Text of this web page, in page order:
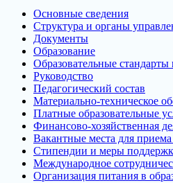
Основные сведения
Структура и органы
Документы
Образование
Образовательные стандарты
Руководство
Педагогический состав
Материально-техническое
Платные образовательные
Финансово-хозяйственная
Вакантные места для
Стипендии и меры
Международное
Организация питания в